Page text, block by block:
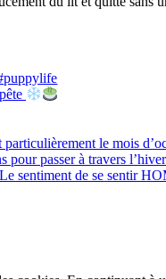
le mois
passer à travers
sentiment de se sentir